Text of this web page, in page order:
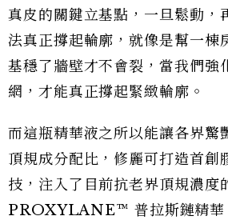
真皮的關鍵立基點，一旦鬆動，
法真正撐起輪廓，就像是幫一棟
基穩了牆壁才不會裂，當我們強
網，才能真正撐起緊緻輪廓。
而這瓶精華液之所以能讓各界驚
頂規成分配比，修麗可打造首創
技，注入了目前抗老界頂規濃度
PROXYLANE™ 普拉斯鏈精華